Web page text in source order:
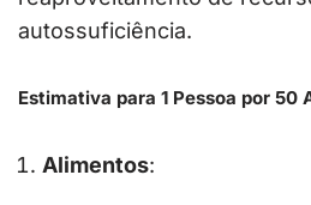
autossuficiência.
Estimativa para 1 Pessoa por 50
Alimentos: